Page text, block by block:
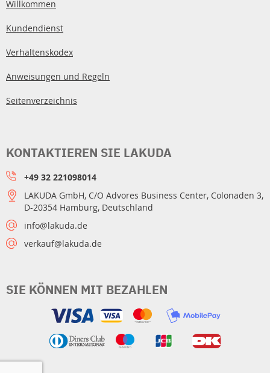
Willkommen
Kundendienst
Verhaltenskodex
Anweisungen und Regeln
Seitenverzeichnis
SIE KÖNNEN MIT BEZAHLEN
KONTAKTIEREN SIE LAKUDA
+49 32 221098014
LAKUDA GmbH, C/O Advores Business Center, Colonaden 3,
D-20354 Hamburg, Deutschland
info@lakuda.de
verkauf@lakuda.de